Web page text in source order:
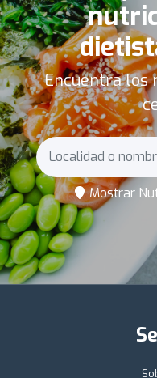
Encuentra los
Mostrar